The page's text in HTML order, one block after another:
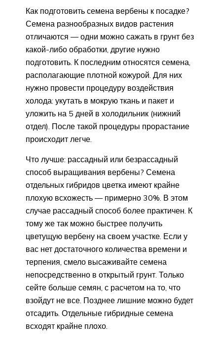
Как подготовить семена вербены к посадке?
Семена разнообразных видов растения
отличаются — одни можно сажать в грунт без
какой-либо обработки, другие нужно
подготовить. К последним относятся семена,
располагающие плотной кожурой. Для них
нужно провести процедуру воздействия
холода: укутать в мокрую ткань и пакет и
уложить на 5 дней в холодильник (нижний
отдел). После такой процедуры прорастание
происходит легче.
Что лучше: рассадный или безрассадный
способ выращивания вербены? Семена
отдельных гибридов цветка имеют крайне
плохую всхожесть — примерно 30%. В этом
случае рассадный способ более практичен. К
тому же так можно быстрее получить
цветущую вербену на своем участке. Если у
вас нет достаточного количества времени и
терпения, смело высаживайте семена
непосредственно в открытый грунт. Только
сейте больше семян, с расчетом на то, что
взойдут не все. Позднее лишние можно будет
отсадить. Отдельные гибридные семена
всходят крайне плохо.